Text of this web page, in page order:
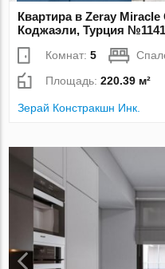
Квартира в Zeray
Коджаэли, Турция
Комнат:5
Площадь:220.39 м²
Зерай Констракшн Инк.